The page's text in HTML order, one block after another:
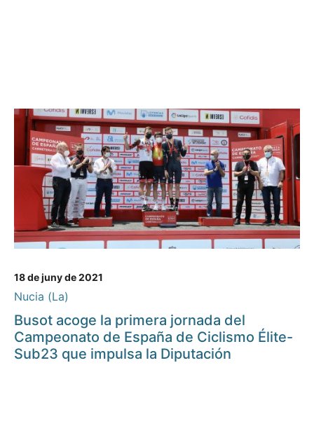
18 de juny de 2021
Nucia (La)
Busot acoge la primera jornada del
Campeonato de España de Ciclismo Élite-
Sub23 que impulsa la Diputación